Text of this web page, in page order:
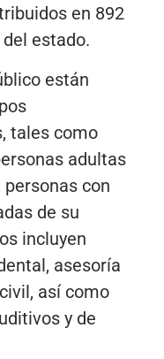
en 892
estado.
están
tales como
adultas
con
de su
incluyen
asesoría
así como
y de